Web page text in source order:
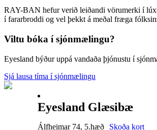
RAY-BAN hefur verið leiðandi vörumerki í
í fararbroddi og vel þekkt á meðal fræga
Viltu bóka í sjónmælingu?
Eyesland býður uppá vandaða þjónustu í
Sjá lausa tíma í sjónmælingu
Eyesland Glæsibæ
Álfheimar 74, 5.hæð Skoða kort